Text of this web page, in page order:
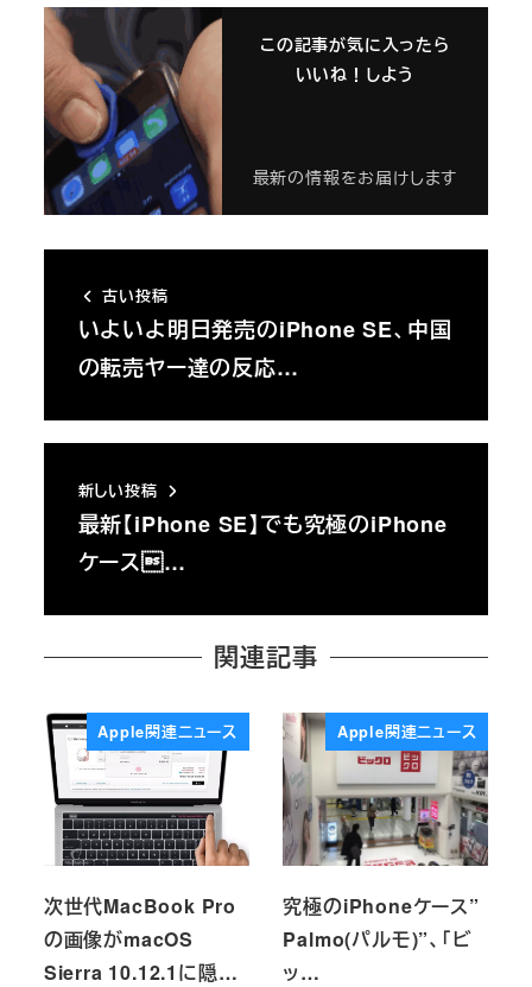
この記事が気に入ったら
いいね！しよう
最新の情報をお届けします
古い投稿
いよいよ明日発売のiPhone SE、中国
の転売ヤー達の反応…
新しい投稿
最新【iPhone SE】でも究極のiPhone
ケース…
関連記事
Apple関連ニュース
次世代MacBook Pro
の画像がmacOS
Sierra 10.12.1に隠…
Apple関連ニュース
究極のiPhoneケース”
Palmo(パルモ)”、「ビ
ッ…